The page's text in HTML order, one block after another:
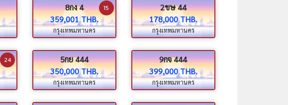
8กง 4
359,001 THB.
กรุงเทพมหานคร
15
2ขษ 44
178,000 THB.
กรุงเทพมหานคร
24
5กย 444
350,000 THB.
กรุงเทพมหานคร
9กจ 444
399,000 THB.
กรุงเทพมหานคร